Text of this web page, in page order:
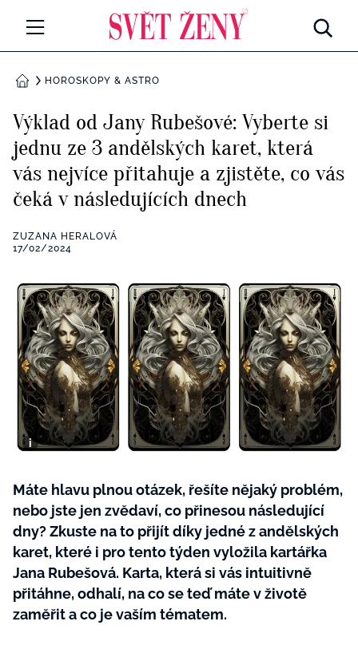
Všechny kategorie
Rozhovory
RETROHUBKY
PSYCHOLOGIE
Seberozvoj
ZDRAVÍ
Životní styl
Všechny kategorie
Testy a kvízy
BYDLENÍ
Všechny kategorie
Tvoření
Rady a tipy
BurdaMedia
Extra
SVĚT ŽENY - 599 KČ
ROČNÍ PŘEDPLATNÉ SVĚT ŽENY +
SADA PRODUKTŮ MANA (10 ks)
DOMŮHOROSKOPY & ASTRO
Výklad od Jany Rubešové: Vyberte si
jednu ze 3 andělských karet, která
vás nejvíce přitahuje a zjistěte, co vás
čeká v následujících dnech
ZUZANA HERALOVÁ
17/02/2024
Máte hlavu plnou otázek, řešíte nějaký problém,
nebo jste jen zvědaví, co přinesou následující
dny? Zkuste na to přijít díky jedné z andělských
karet, které i pro tento týden vyložila kartářka
Jana Rubešová. Karta, která si vás intuitivně
přitáhne, odhalí, na co se teď máte v životě
zaměřit a co je vaším tématem.